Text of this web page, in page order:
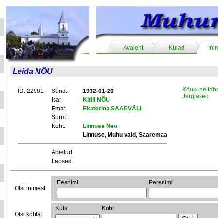
Avaleht Külad
Leida NÕU
ID: 22981 Sünd:
1932-01-20
Isa:
Kirill NÕU
Ema:
Ekaterina SAARVÄLI
Surm:
Koht:
Linnuse Neo
Linnuse, Muhu vald, Saaremaa
Abielud:
Lapsed:
Kõukude
Järglased
Otsi inimest:
Eesnimi Perenimi
Otsi kohta:
Küla Koht